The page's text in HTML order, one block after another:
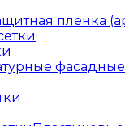
пленка
фасадные